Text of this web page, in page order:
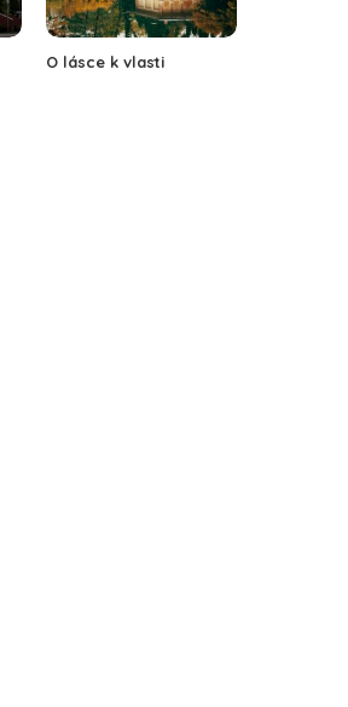
O lásce k vlasti